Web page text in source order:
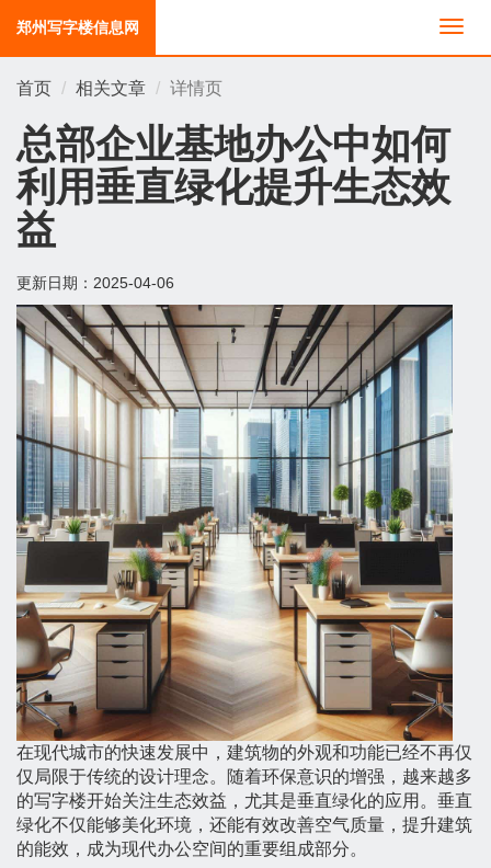
切
换
郑州写字楼信息网
首页 相关文章 详情页
总部企业基地办公中如何
利用垂直绿化提升生态效
益
更新日期： 2025-04-06
在现代城市的快速发展中，建筑物的外观和功能已经不再仅
仅局限于传统的设计理念。随着环保意识的增强，越来越多
的写字楼开始关注生态效益，尤其是垂直绿化的应用。垂直
绿化不仅能够美化环境，还能有效改善空气质量，提升建筑
的能效，成为现代办公空间的重要组成部分。